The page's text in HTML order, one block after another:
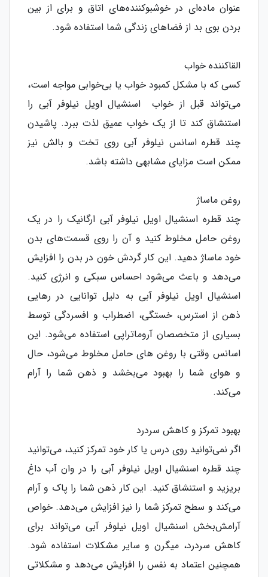
عنوان ماده‌ای در خوشبوکننده‌های اتاق و برای از بین
بردن بوی بد از فضاهای زندگی شما استفاده شود.
القاکننده خواب
کسی که با مشکل کمبود خواب یا بی‌خوابی مواجه است،
می‌تواند قبل از خواب اسنشیال اویل نیلوفر آبی را
استنشاق کند تا از یک خواب عمیق لذت ببرد. پاشیدن
چند قطره اسانس نیلوفر آبی روی تخت و بالش‌ نیز
ممکن است مزایای مشابهی داشته باشد.
روغن ماساژ
چند قطره اسنشیال اویل نیلوفر آبی ارگانیک را در یک
روغن حامل مخلوط کنید و آن را روی قسمت‌های بدن
خود ماساژ دهید. این کار گردش خون در بدن را افزایش
می‌دهد و باعث می‌شود احساس سبکی و انرژی کنید.
اسنشیال اویل نیلوفر آبی به دلیل توانایی‌ در رهایی
ذهن از استرس، خستگی، اضطراب و افسردگی توسط
بسیاری از متخصصان آروماتراپی استفاده می‌شود. این
اسانس وقتی با روغن های حامل مخلوط می‌شود، حال
و هوای شما را بهبود می‌بخشد و ذهن شما را آرام
می‌کند.
بهبود تمرکز و کاهش سردرد
اگر نمی‌توانید روی درس یا کار خود تمرکز کنید، می‌توانید
چند قطره اسنشیال اویل نیلوفر آبی را در وان آب داغ
بریزید و استنشاق کنید. این کار ذهن شما را پاک و آرام
می‌کند و سطح تمرکز شما را نیز افزایش می‌دهد. خواص
آرامش‌بخش اسنشیال اویل نیلوفر آبی می‌تواند برای
کاهش سردرد، میگرن و سایر مشکلات استفاده شود.
همچنین اعتماد به نفس را افزایش می‌دهد و مشکلاتی